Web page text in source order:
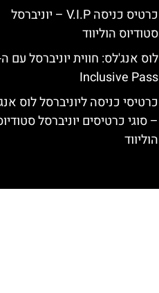
כרטיס כניסה V.I.P – יוניברסל
סטודיוס הוליווד
Inclusive Pass
כרטיסי כניסה ליוניברסל לוס
– סוגי כרטיסים יוניברסל
הוליווד